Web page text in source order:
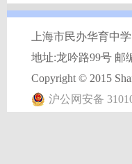
上海市民办华育中
地址:龙吟路99号 邮
Copyright © 2015
沪公网安备